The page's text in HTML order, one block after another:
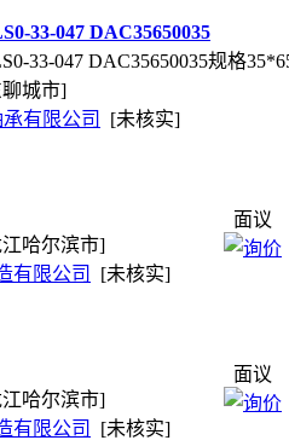
33-047 DAC35650035
33-047 DAC35650035规格
城市]
有限公司
[未核实]
哈尔滨市]
有限公司
[未核实]
面议
哈尔滨市]
有限公司
[未核实]
面议